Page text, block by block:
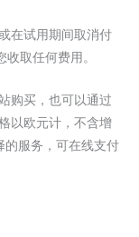
在试用期间取消付
取任何费用。
购买，也可以通过
以欧元计，不含增
的服务，可在线支付